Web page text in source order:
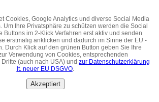
Cookies, Google Analytics und diverse Social Media
Um Ihre Privatsphäre zu schützen werden die Social
Buttons im 2-Klick Verfahren erst aktiv und senden
erstmalig anklicken und dadurch im Sinne der EU -
Durch Klick auf den grünen Button geben Sie Ihre
Verwendung von Cookies, entsprechenden
(auch nach USA) und zur Datenschutzerklärung
lt. neuer EU DSGVO.
Akzeptiert